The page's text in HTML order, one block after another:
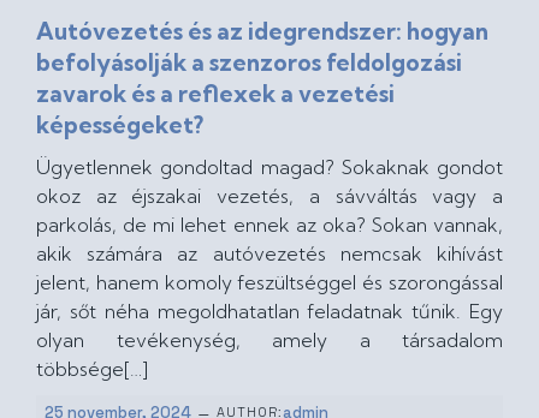
Autóvezetés és az idegrendszer: hogyan
befolyásolják a szenzoros feldolgozási
zavarok és a reflexek a vezetési
képességeket?
Ügyetlennek gondoltad magad? Sokaknak gondot
okoz az éjszakai vezetés, a sávváltás vagy a
parkolás, de mi lehet ennek az oka? Sokan vannak,
akik számára az autóvezetés nemcsak kihívást
jelent, hanem komoly feszültséggel és szorongással
jár, sőt néha megoldhatatlan feladatnak tűnik. Egy
olyan tevékenység, amely a társadalom
többsége[…]
25 november, 2024 – AUTHOR:admin